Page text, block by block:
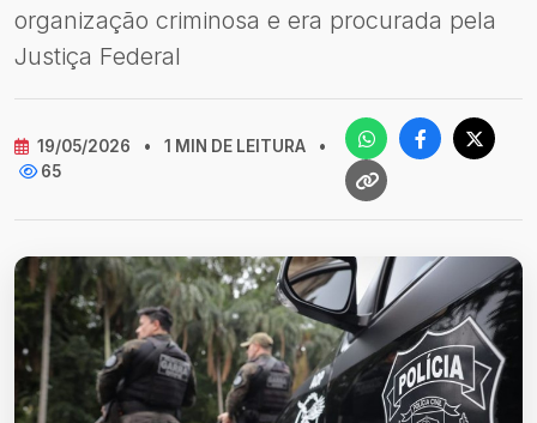
organização criminosa e era procurada pela
Justiça Federal
19/05/2026 • 1 MIN DE LEITURA
•
65